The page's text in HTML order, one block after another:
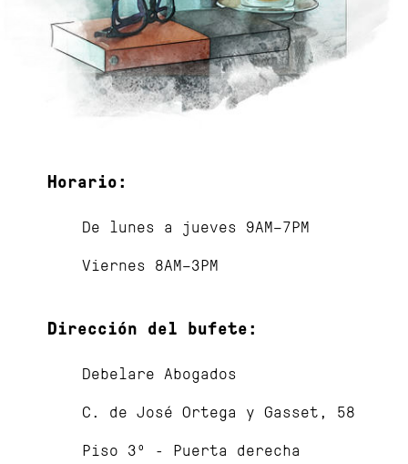
Horario:
De lunes a jueves 9AM–7PM
Viernes 8AM–3PM
Dirección del bufete:
Debelare Abogados
C. de José Ortega y Gasset, 58
Piso 3º - Puerta derecha